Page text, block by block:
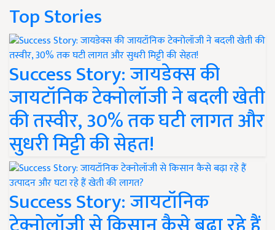
Top Stories
Success Story: जायडेक्स की
जायटॉनिक टेक्नोलॉजी ने बदली खेती
की तस्वीर, 30% तक घटी लागत और
सुधरी मिट्टी की सेहत!
Success Story: जायटॉनिक